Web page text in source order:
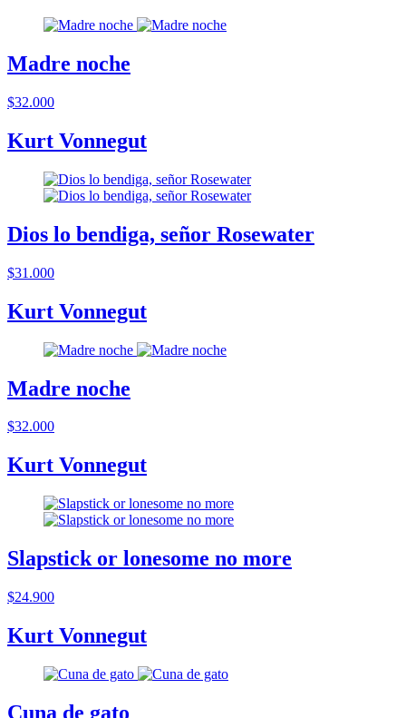
Madre noche
$32.000
Kurt Vonnegut
Dios lo bendiga, señor Rosewater
$31.000
Kurt Vonnegut
Madre noche
$32.000
Kurt Vonnegut
Slapstick or lonesome no more
$24.900
Kurt Vonnegut
Cuna de gato